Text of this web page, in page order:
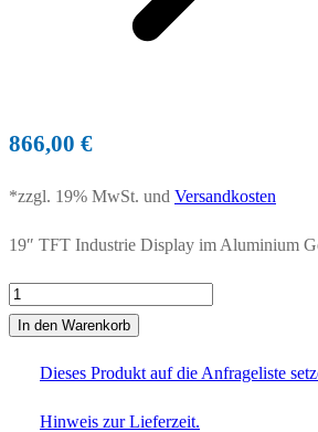
866,00 €
*zzgl. 19% MwSt. und Versandkosten
19″ TFT Industrie Display im Aluminium
In den Warenkorb
Dieses Produkt auf die Anfrageliste
Hinweis zur Lieferzeit.